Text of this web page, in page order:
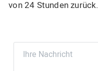
von 24 Stunden zurück.